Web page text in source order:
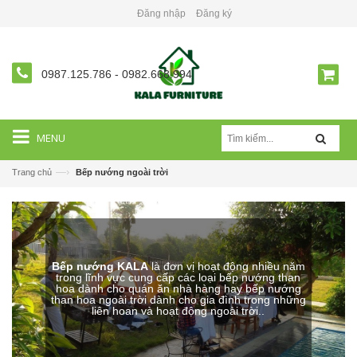
Đăng nhập Đăng ký
0987.125.786 - 0982.668.994
MENU
Trang chủ —› Bếp nướng ngoài trời
Bếp nướng KALAlà đơn vị hoạt động nhiều năm
trong lĩnh vực cung cấp các loại bếp nướng than
hoa dành cho quán ăn nhà hàng hay bếp nướng
than hoa ngoài trời dành cho gia đình trong những
liên hoan và hoạt động ngoài trời..